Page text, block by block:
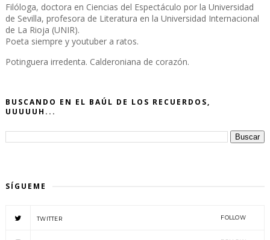
Filóloga, doctora en Ciencias del Espectáculo por la Universidad
de Sevilla, profesora de Literatura en la Universidad Internacional
de La Rioja (UNIR).
Poeta siempre y youtuber a ratos.
Potinguera irredenta. Calderoniana de corazón.
BUSCANDO EN EL BAÚL DE LOS RECUERDOS,
UUUUUH...
SÍGUEME
TWITTER FOLLOW